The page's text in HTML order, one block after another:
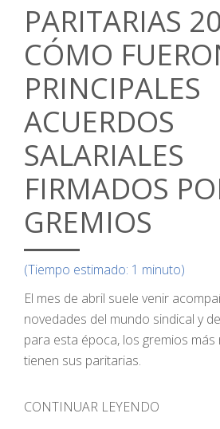
PARITARIAS
CÓMO
PRINCIPALES
ACUERDOS
SALARIALES
FIRMADOS
GREMIOS
(Tiempo estimado: 1 minuto)
El mes de abril suele venir
novedades del mundo sindical y
para esta época, los gremios
tienen sus paritarias.
CONTINUAR LEYENDO